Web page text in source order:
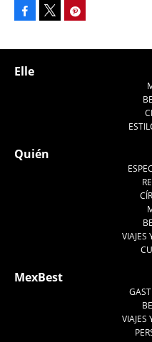
Facebook
Elle
Quién
VIAJES
MexBest
VIAJES